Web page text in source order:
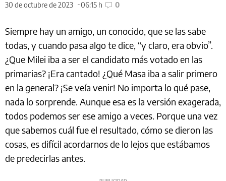
30 de octubre de 2023 06:15 h 0
Siempre hay un amigo, un conocido, que se las sabe
todas, y cuando pasa algo te dice, “y claro, era obvio”.
¿Que Milei iba a ser el candidato más votado en las
primarias? ¡Era cantado! ¿Qué Masa iba a salir primero
en la general? ¡Se veía venir! No importa lo qué pase,
nada lo sorprende. Aunque esa es la versión exagerada,
todos podemos ser ese amigo a veces. Porque una vez
que sabemos cuál fue el resultado, cómo se dieron las
cosas, es difícil acordarnos de lo lejos que estábamos
de predecirlas antes.